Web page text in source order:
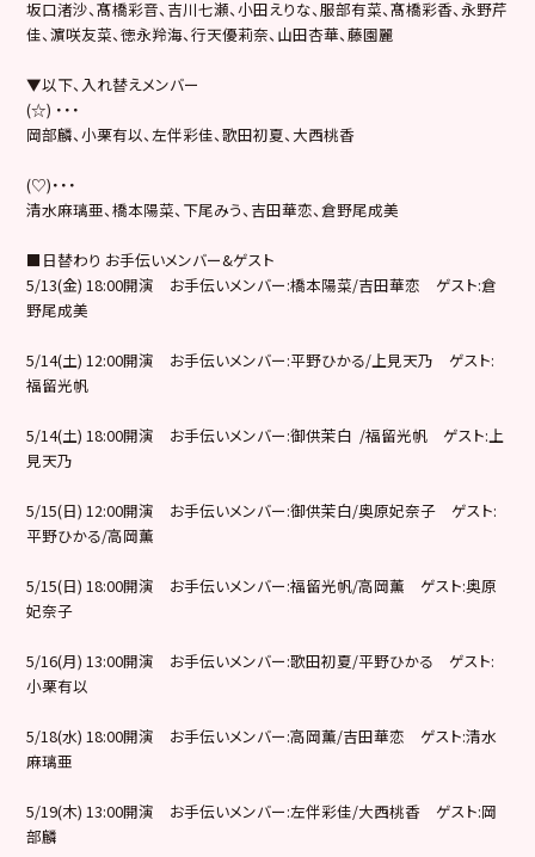
坂口渚沙、髙橋彩音、吉川七瀬、小田えりな、服部有菜、髙橋彩香、永野芹
佳、濵咲友菜、徳永羚海、行天優莉奈、山田杏華、藤園麗
▼以下、入れ替えメンバー
(☆) ・・・
岡部麟、小栗有以、左伴彩佳、歌田初夏、大西桃香
(♡)・・・
清水麻璃亜、橋本陽菜、下尾みう、吉田華恋、倉野尾成美
■日替わり お手伝いメンバー&ゲスト
5/13(金) 18:00開演 お手伝いメンバー:橋本陽菜/吉田華恋 ゲスト:倉
野尾成美
5/14(土) 12:00開演 お手伝いメンバー:平野ひかる/上見天乃 ゲスト:
福留光帆
5/14(土) 18:00開演 お手伝いメンバー:御供茉白 /福留光帆 ゲスト:上
見天乃
5/15(日) 12:00開演 お手伝いメンバー:御供茉白/奥原妃奈子 ゲスト:
平野ひかる/高岡薫
5/15(日) 18:00開演 お手伝いメンバー:福留光帆/高岡薫 ゲスト:奥原
妃奈子
5/16(月) 13:00開演 お手伝いメンバー:歌田初夏/平野ひかる ゲスト:
小栗有以
5/18(水) 18:00開演 お手伝いメンバー:高岡薫/吉田華恋 ゲスト:清水
麻璃亜
5/19(木) 13:00開演 お手伝いメンバー:左伴彩佳/大西桃香 ゲスト:岡
部麟